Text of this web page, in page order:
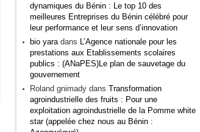
dynamiques du Bénin : Le top 10 des
meilleures Entreprises du Bénin célébré pour
leur performance et leur sens d’innovation
bio yaradans L’Agence nationale pour les
prestations aux Etablissements scolaires
publics : (ANaPES)Le plan de sauvetage du
gouvernement
Roland gnimadydans Transformation
agroindustrielle des fruits : Pour une
exploitation agroindustrielle de la Pomme white
star (appelée chez nous au Bénin :